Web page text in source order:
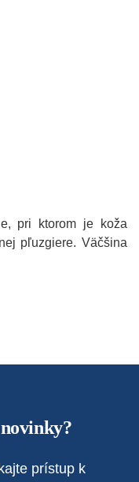
pri ktorom je koža
pľuzgiere. Väčšina
prístup k